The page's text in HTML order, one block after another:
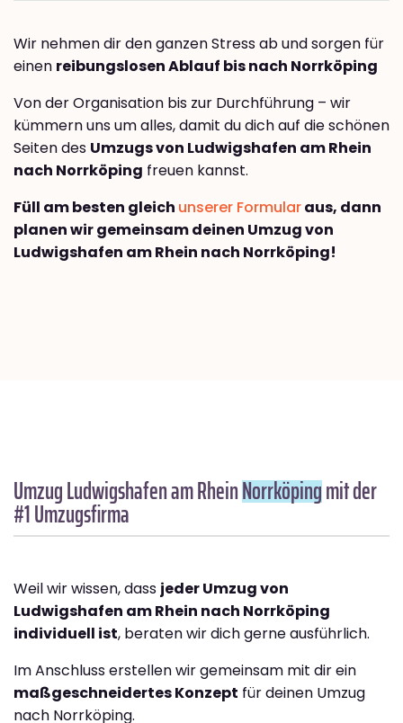
Wir nehmen dir den ganzen Stress ab und sorgen für
einen reibungslosen Ablauf bis nach Norrköping
Von der Organisation bis zur Durchführung – wir
kümmern uns um alles, damit du dich auf die schönen
Seiten des Umzugs von Ludwigshafen am Rhein
nach Norrköping freuen kannst.
Füll am besten gleich unserer Formularaus, dann
planen wir gemeinsam deinen Umzug von
Ludwigshafen am Rhein nach Norrköping!
Umzug Ludwigshafen am RheinNorrköpingmit der
#1 Umzugsfirma
Weil wir wissen, dass jeder Umzug von
Ludwigshafen am Rhein nach Norrköping
individuell ist, beraten wir dich gerne ausführlich.
Im Anschluss erstellen wir gemeinsam mit dir ein
maßgeschneidertes Konzept für deinen Umzug
nach Norrköping.